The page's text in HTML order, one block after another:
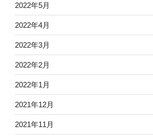
2022年5月
2022年4月
2022年3月
2022年2月
2022年1月
2021年12月
2021年11月